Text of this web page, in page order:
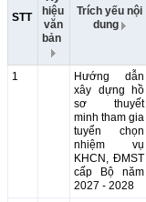
STT
hiệu
văn
bản
Trích yếu nội
dung
1
Hướng dẫn
xây dựng hồ
sơ thuyết
minh tham gia
tuyển chọn
nhiệm vụ
KHCN, ĐMST
cấp Bộ năm
2027 - 2028